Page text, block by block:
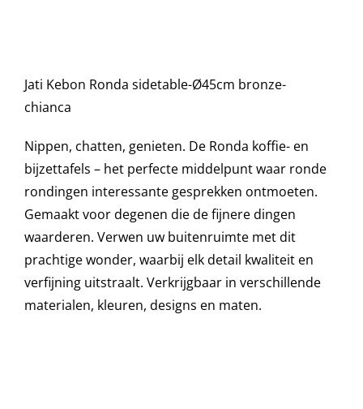
Beschermhoezen
Verlichting
Onderhoud
Accessoires en Kado
Onze merken
ceramic
aantal
Jati Kebon Ronda sidetable-Ø45cm bronze-
chianca
Nippen, chatten, genieten. De Ronda koffie- en
bijzettafels – het perfecte middelpunt waar ronde
rondingen interessante gesprekken ontmoeten.
Gemaakt voor degenen die de fijnere dingen
waarderen. Verwen uw buitenruimte met dit
prachtige wonder, waarbij elk detail kwaliteit en
verfijning uitstraalt. Verkrijgbaar in verschillende
materialen, kleuren, designs en maten.